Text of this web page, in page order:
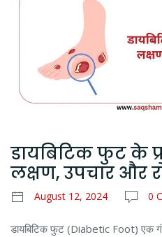
डायबिटिक फुट के
लक्षण, उपचार और
August 12, 2024 0
डायबिटिक फुट (Diabetic Foot) एक